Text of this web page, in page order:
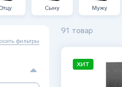
Сыну Мужу
фильтры
91 товар
ХИТ